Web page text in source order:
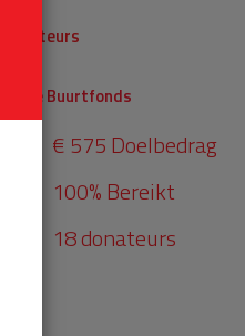
Donateurs
Univé Buurtfonds
€ 575 Doelbedrag
100% Bereikt
18 donateurs